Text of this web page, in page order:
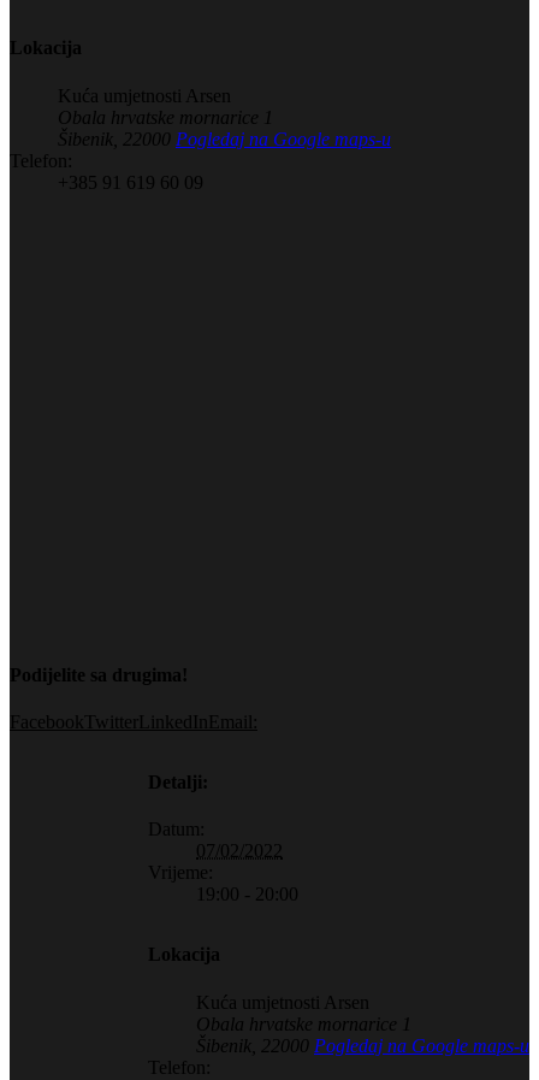
Lokacija
Kuća umjetnosti Arsen
Obala hrvatske mornarice 1
Šibenik
22000 Pogledaj na Google maps-u
Telefon:
+385 91 619 60 09
Podijelite sa drugima!
Facebook TwitterLinkedInEmail:
Detalji:
Datum:
07/02/2022
Vrijeme:
19:00 - 20:00
Lokacija
Kuća umjetnosti Arsen
Obala hrvatske mornarice 1
Šibenik
22000 Pogledaj na Google maps-u
Telefon: